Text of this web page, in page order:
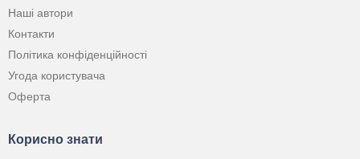
Наші автори
Контакти
Політика конфіденційності
Угода користувача
Оферта
Корисно знати